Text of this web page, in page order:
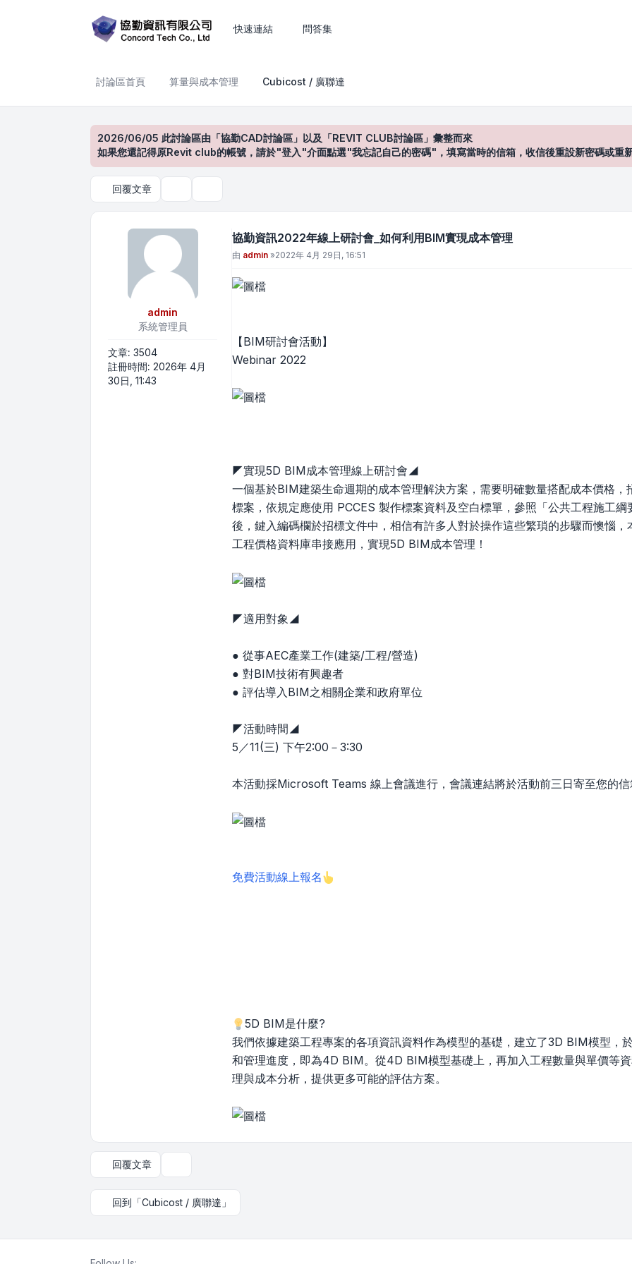
快速連結 問答集
討論區首頁 算量與成本管理 Cubicost / 廣聯達
2026/06/05 此討論區由「協勤CAD討論區」以及「REVIT CLUB討論區」彙整而來
如果您還記得原Revit club的帳號，請於"登入"介面點選"我忘記自己的密碼"，填寫當時的信箱，收信後重設新密碼或重
回覆文章
admin
系統管理員
文章: 3504
註冊時間: 2026年 4月
30日, 11:43
協勤資訊2022年線上研討會_如何利用BIM實現成本管理
文章
由 admin »2022年 4月 29日, 16:51
【BIM研討會活動】
Webinar 2022
◤實現5D BIM成本管理線上研討會◢
一個基於BIM建築生命週期的成本管理解決方案，需要明確數量搭配成本價格
標案，依規定應使用 PCCES 製作標案資料及空白標單，參照「公共工程施工
後，鍵入編碼欄於招標文件中，相信有許多人對於操作這些繁瑣的步驟而懊惱
工程價格資料庫串接應用，實現5D BIM成本管理！
◤適用對象◢
● 從事AEC產業工作(建築/工程/營造)
● 對BIM技術有興趣者
● 評估導入BIM之相關企業和政府單位
◤活動時間◢
5／11(三) 下午2:00－3:30
本活動採Microsoft Teams 線上會議進行，會議連結將於活動前三日寄至您的
免費活動線上報名
5D BIM是什麼?
我們依據建築工程專案的各項資訊資料作為模型的基礎，建立了3D BIM模型，
和管理進度，即為4D BIM。從4D BIM模型基礎上，再加入工程數量與單價等
理與成本分析，提供更多可能的評估方案。
回覆文章
回到「Cubicost / 廣聯達」